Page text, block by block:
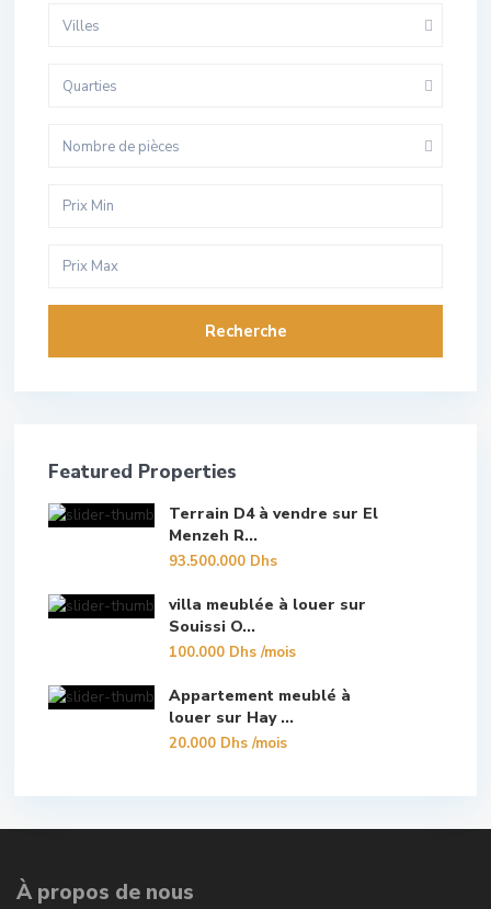
Villes
Quarties
Nombre de pièces
Recherche
Featured Properties
Terrain D4 à vendre sur El
Menzeh R...
93.500.000 Dhs
villa meublée à louer sur
Souissi O...
100.000 Dhs/mois
Appartement meublé à
louer sur Hay ...
20.000 Dhs/mois
À propos de nous